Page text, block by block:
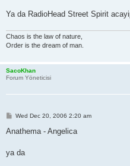
Ya da RadioHead Street Spirit
Chaos is the law of nature,
Order is the dream of man.
SacoKhan
Forum Yöneticisi
P
s
Wed Dec 20, 2006 2:20 am
Anathema - Angelica
ya da